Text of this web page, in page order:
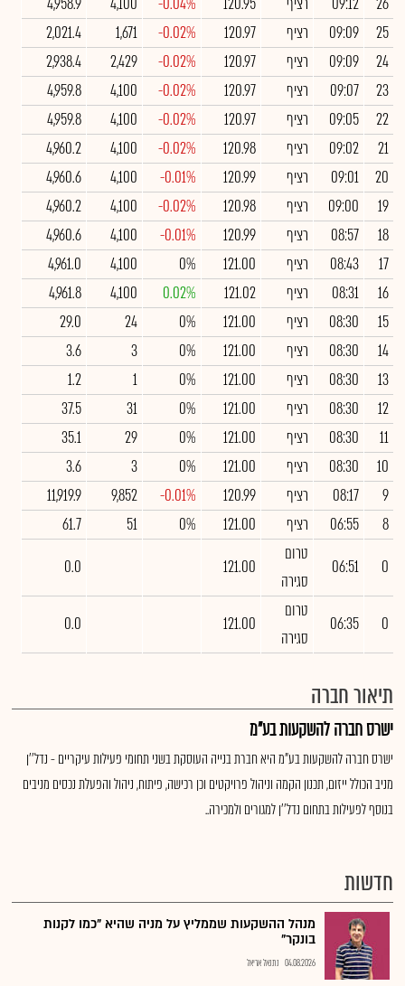
25
09:09 רציף 120.97
-0.02%
1,671
2,021.4
24
09:09 רציף 120.97
-0.02%
2,429
2,938.4
23
09:07 רציף 120.97
-0.02%
4,100
4,959.8
22
09:05 רציף 120.97
-0.02%
4,100
4,959.8
21
09:02 רציף 120.98
-0.02%
4,100
4,960.2
20
09:01 רציף 120.99
-0.01%
4,100
4,960.6
19
09:00 רציף 120.98
-0.02%
4,100
4,960.2
18
08:57 רציף 120.99
-0.01%
4,100
4,960.6
17
08:43 רציף 121.00
0%
4,100
4,961.0
16
08:31 רציף 121.02
0.02%
4,100
4,961.8
15
08:30 רציף 121.00
0%
24
29.0
14
08:30 רציף 121.00
0%
3
3.6
13
08:30 רציף 121.00
0%
1
1.2
12
08:30 רציף 121.00
0%
31
37.5
11
08:30 רציף 121.00
0%
29
35.1
10
08:30 רציף 121.00
0%
3
3.6
9
08:17 רציף 120.99
-0.01%
9,852
11,919.9
8
06:55 רציף 121.00
0%
51
61.7
0
06:51
טרום
סגירה
121.00
0.0
0
06:35
טרום
סגירה
121.00
0.0
תיאור חברה
ישרס חברה להשקעות בע"מ
ישרס חברה להשקעות בע"מ היא חברת בנייה העוסקת בשני תחומי פעילות עיקריים - נדל''ן
מניב הכולל ייזום, תכנון הקמה וניהול פרויקטים וכן רכישה, פיתוח, ניהול והפעלת נכסים מניבים
בנוסף לפעילות בתחום נדל''ן למגורים ולמכירה..
חדשות
מנהל ההשקעות שממליץ על מניה שהיא "כמו לקנות
בונקר"
04.08.2026 נתנאל אריאל